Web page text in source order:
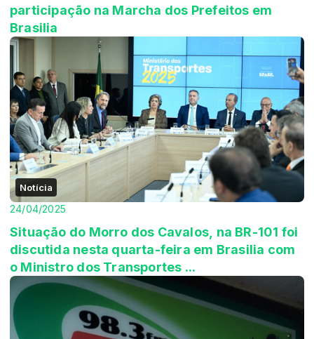
participação na Marcha dos Prefeitos em
Brasilia
Notícia
24/04/2025
Situação do Morro dos Cavalos, na BR-101 foi
discutida nesta quarta-feira em Brasilia com
o Ministro dos Transportes ...